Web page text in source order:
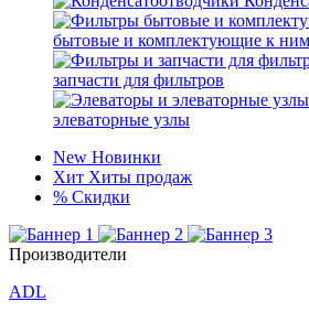
бытовые и комплектующие к ним
запчасти для фильтров
элеваторные узлы
New Новинки
Хит Хиты продаж
% Скидки
Производители
ADL